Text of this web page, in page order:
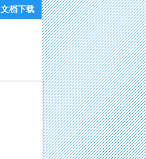
文档下载